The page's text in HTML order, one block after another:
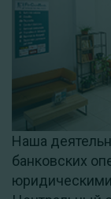
Наша
банковских